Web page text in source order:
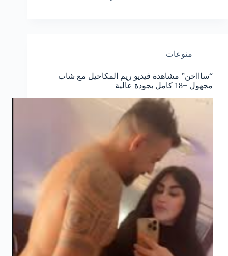
منوعات
“ساااخن” مشاهدة فيديو ريم المكاحيل مع شاب
مجهول +18 كامل بجودة عالية